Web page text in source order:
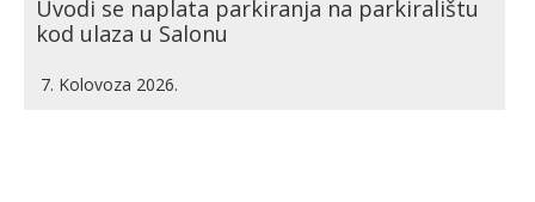
Uvodi se naplata parkiranja na parkiralištu
kod ulaza u Salonu
7. Kolovoza 2026.